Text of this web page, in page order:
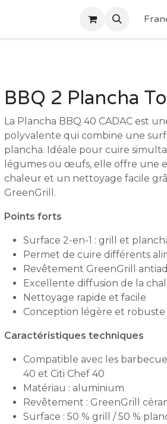
BBQ 2 Plancha
La Plancha BBQ 40 CADAC est
polyvalente qui combine une
plancha. Idéale pour cuire
légumes ou œufs, elle offre une
chaleur et un nettoyage facile
GreenGrill.
Points forts
Surface 2-en-1 : grill et
Permet de cuire différents
Revêtement GreenGrill
Excellente diffusion de la
Nettoyage rapide et facile
Conception légère et robuste
Caractéristiques techniques
Compatible avec les
40 et Citi Chef 40
Matériau : aluminium
Revêtement : GreenGrill
Surface : 50 % grill / 50 %